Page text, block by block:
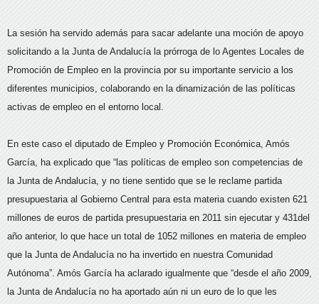
La sesión ha servido además para sacar adelante una moción de apoyo
solicitando a la Junta de Andalucía la prórroga de lo Agentes Locales de
Promoción de Empleo en la provincia por su importante servicio a los
diferentes municipios, colaborando en la dinamización de las políticas
activas de empleo en el entorno local.
En este caso el diputado de Empleo y Promoción Económica, Amós
García, ha explicado que “las políticas de empleo son competencias de
la Junta de Andalucía, y no tiene sentido que se le reclame partida
presupuestaria al Gobierno Central para esta materia cuando existen 621
millones de euros de partida presupuestaria en 2011 sin ejecutar y 431del
año anterior, lo que hace un total de 1052 millones en materia de empleo
que la Junta de Andalucía no ha invertido en nuestra Comunidad
Autónoma”. Amós García ha aclarado igualmente que “desde el año 2009,
la Junta de Andalucía no ha aportado aún ni un euro de lo que les